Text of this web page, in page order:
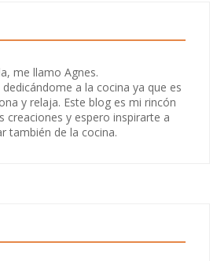
me llamo Agnes.
a la cocina ya que es
y relaja. Este blog es mi rincón
creaciones y espero inspirarte a
también de la cocina.